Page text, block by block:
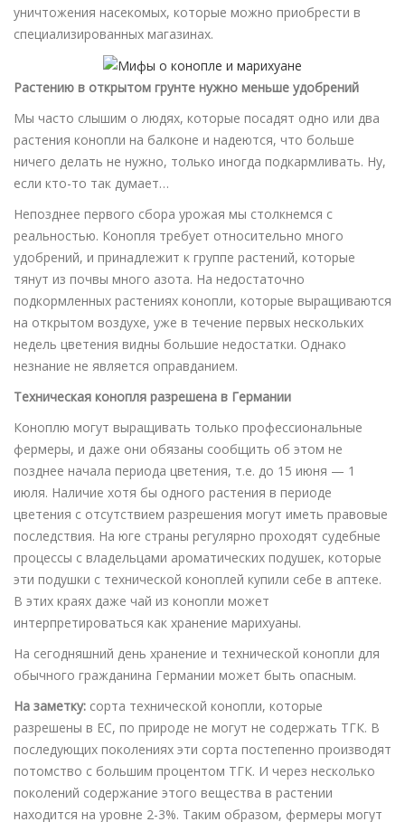
уничтожения насекомых, которые можно приобрести в
специализированных магазинах.
Растению в открытом грунте нужно меньше удобрений
Мы часто слышим о людях, которые посадят одно или два
растения конопли на балконе и надеются, что больше
ничего делать не нужно, только иногда подкармливать. Ну,
если кто-то так думает…
Непозднее первого сбора урожая мы столкнемся с
реальностью. Конопля требует относительно много
удобрений, и принадлежит к группе растений, которые
тянут из почвы много азота. На недостаточно
подкормленных растениях конопли, которые выращиваются
на открытом воздухе, уже в течение первых нескольких
недель цветения видны большие недостатки. Однако
незнание не является оправданием.
Техническая конопля разрешена в Германии
Коноплю могут выращивать только профессиональные
фермеры, и даже они обязаны сообщить об этом не
позднее начала периода цветения, т.е. до 15 июня — 1
июля. Наличие хотя бы одного растения в периоде
цветения с отсутствием разрешения могут иметь правовые
последствия. На юге страны регулярно проходят судебные
процессы с владельцами ароматических подушек, которые
эти подушки с технической коноплей купили себе в аптеке.
В этих краях даже чай из конопли может
интерпретироваться как хранение марихуаны.
На сегодняшний день хранение и технической конопли для
обычного гражданина Германии может быть опасным.
На заметку: сорта технической конопли, которые
разрешены в ЕС, по природе не могут не содержать ТГК. В
последующих поколениях эти сорта постепенно производят
потомство с большим процентом ТГК. И через несколько
поколений содержание этого вещества в растении
находится на уровне 2-3%. Таким образом, фермеры могут